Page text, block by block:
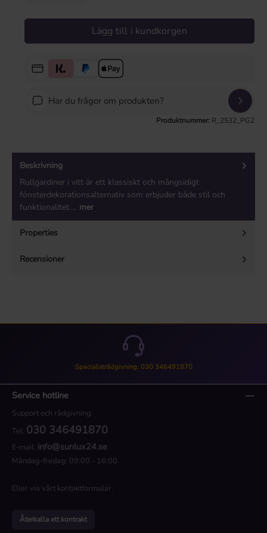
Lägg till i kundkorgen
Har du frågor om produkten?
Produktnummer: R_2532_PG2
Beskrivning
Rullgardiner i vitt är ett klassiskt och mångsidigt
fönsterdekorationsalternativ som erbjuder både stil och
funktionalitet.… mer
Properties
Recensioner
Specialistrådgivning: 030 346491870
Service hotline
Support och rådgivning:
Tel: 030 346491870
E-mail: info@sunlux24.se
Måndag-fredag: 09:00 - 16:00
Eller via vårt kontaktformulär.
Återkalla ett kontrakt